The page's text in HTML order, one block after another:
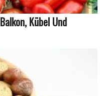
Kübel Und